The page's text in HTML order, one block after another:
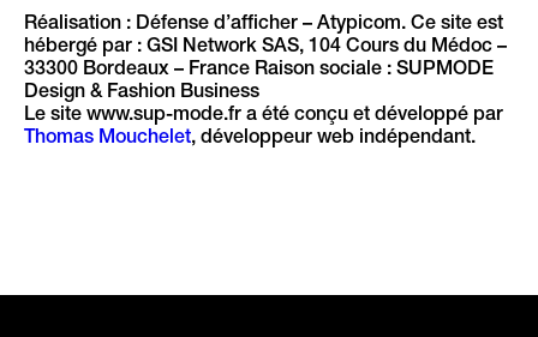
Réalisation : Défense d’afficher – Atypicom. Ce site est
hébergé par : GSI Network SAS, 104 Cours du Médoc –
33300 Bordeaux – France Raison sociale : SUPMODE
Design & Fashion Business
Le site www.sup-mode.fr a été conçu et développé par
Thomas Mouchelet, développeur web indépendant.